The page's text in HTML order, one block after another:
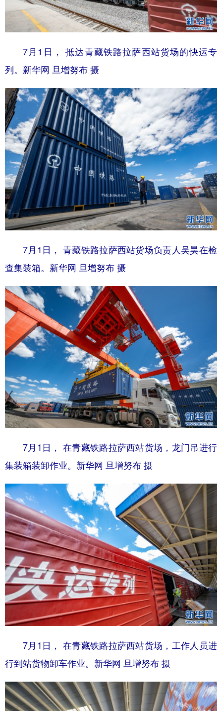
7月1日， 抵达青藏铁路拉萨西站货场的快运专
列。新华网 旦增努布 摄
7月1日， 青藏铁路拉萨西站货场负责人吴昊在检
查集装箱。新华网 旦增努布 摄
7月1日， 在青藏铁路拉萨西站货场，龙门吊进行
集装箱装卸作业。新华网 旦增努布 摄
7月1日， 在青藏铁路拉萨西站货场，工作人员进
行到站货物卸车作业。新华网 旦增努布 摄